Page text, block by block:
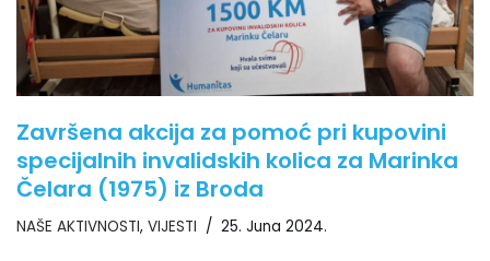
Završena akcija za pomoć pri kupovini
specijalnih invalidskih kolica za Marinka
Čelara (1975) iz Broda
NAŠE AKTIVNOSTI, VIJESTI 25. Juna 2024.